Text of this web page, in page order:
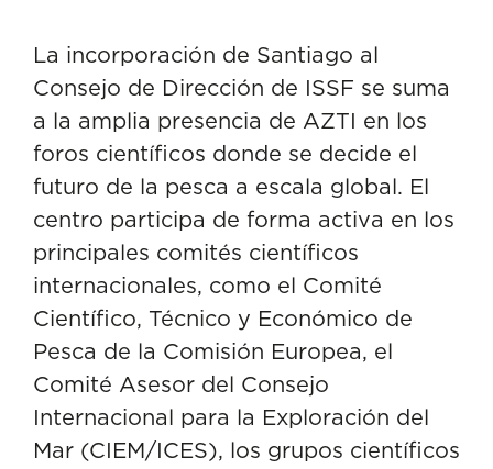
La incorporación de Santiago al
Consejo de Dirección de ISSF se suma
a la amplia presencia de AZTI en los
foros científicos donde se decide el
futuro de la pesca a escala global. El
centro participa de forma activa en los
principales comités científicos
internacionales, como el Comité
Científico, Técnico y Económico de
Pesca de la Comisión Europea, el
Comité Asesor del Consejo
Internacional para la Exploración del
Mar (CIEM/ICES), los grupos científicos